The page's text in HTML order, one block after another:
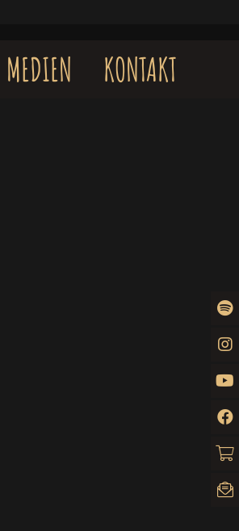
MEDIEN KONTAKT